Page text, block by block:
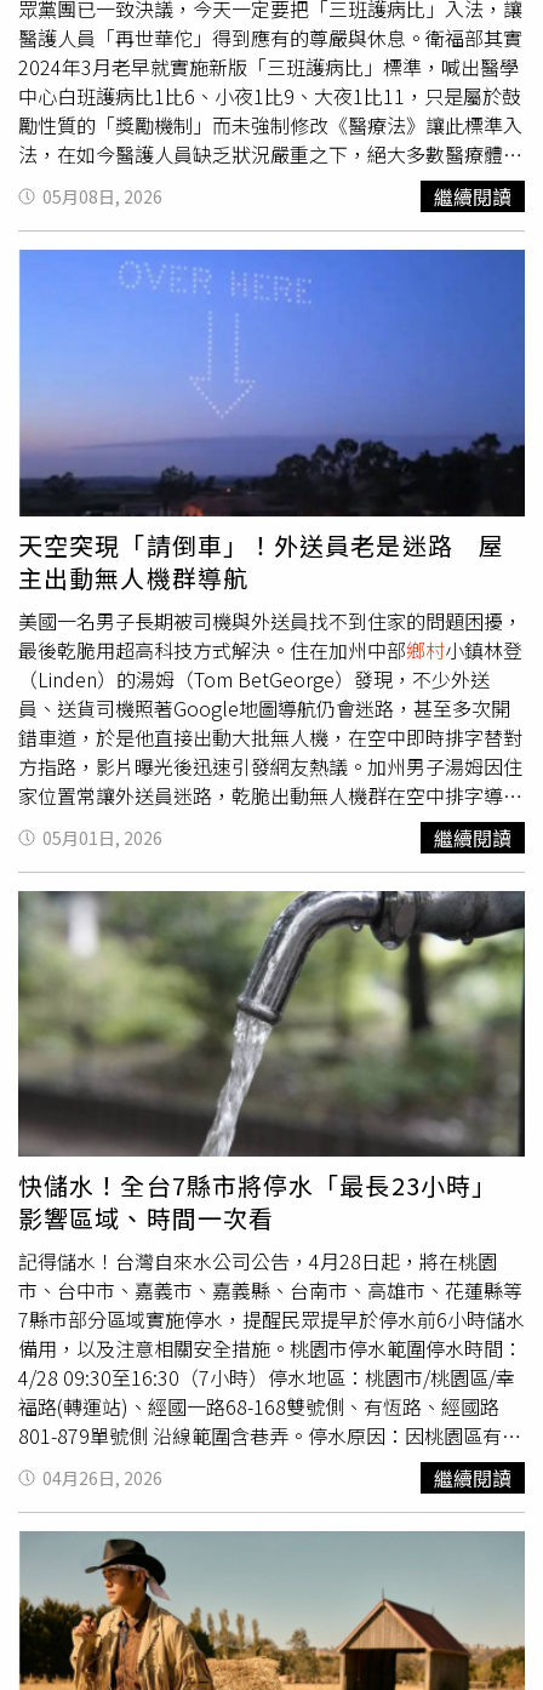
度逐漸增加時，土壤與植物中的氣味分子便會被釋放到空氣
中，人們因此能提前聞到特殊味道。科學家研究也發現，植
物在乾旱期間會分泌天然油脂，並被土壤、岩石及礦物吸收
儲存；當降雨來臨時，這些化合物會隨著濕氣釋放出來。此
外，土壤中的放線菌還會產生一種名為「土臭素」
（Geosmin）的天然物質，當雨滴撞擊地面或濕度快速升高
時，這些分子會飄散至空氣中，形成人們熟悉的泥土香與特
殊氣味。由於台灣氣候潮濕、多雨，不少民眾長期生活在這
樣的環境中，對空氣中的細微變化格外敏感，也難怪許多人
都能在大雨來臨前，率先聞到那股熟悉的「下雨味」。
對他們的孩子而言具有多麼重大的意義，而這也是她願意向
前看的重要動力之一。考量到他們已疏遠了這麼多年，這無
疑是邁進了一大步，但時間確實治癒了一切，2人都已經消
化過往的傷痛，如今也走到能夠放下曾經主導彼此關係的怨
懟與苦澀的階段，可以說，他們現在真的已經冰釋前嫌。」
眾黨團已一致決議，今天一定要把「三班護病比」入法，讓
醫護人員「再世華佗」得到應有的尊嚴與休息。衛福部其實
2024年3月老早就實施新版「三班護病比」標準，喊出醫學
中心白班護病比1比6、小夜1比9、大夜1比11，只是屬於鼓
勵性質的「獎勵機制」而未強制修改《醫療法》讓此標準入
法，在如今醫護人員缺乏狀況嚴重之下，絕大多數醫療體系
根本難以達標。而總統賴清德在2024年選戰前承諾，會在
就職2年內讓「三班護病比」入法，如今就職快要2年了，5
日更有上千人包圍衛福部抗議，要求在5月20日就職二周年
前明確宣布「三班護病比」寫入條文，在強制落實有法源之
下還能訂定罰則，就是要督促「三班護病比」落實到每個醫
護角落。國民黨立院黨團總召傅崐萁（右）強調捍衛「三班
護病比」決心不變，左為國民黨主席鄭麗文。（圖／方萬民
攝）傅崐萁觀察，台灣其實有最好的醫療品質跟醫療人才，
只不過這5、6年來不少改去日本、香港、新加坡甚至澳洲，
遠離台灣之後薪水2倍到4倍起跳，留在台灣的也轉入長照等
單位，至少有相對合理的上班時間，在在都讓第一線護理人
員缺員難解。傅崐萁感性表示，醫護「再世華佗」出走，醫
院不斷關床問題當然惡化，從COVID-19新冠疫情之後問題
愈發嚴重，一個床位難求慘況不分都市鄉村，整體健保跟醫
療體系都生病了，我們的政府卻視若無睹、沒有有效作為。
傅崐萁強調，台灣自己培養出來的優秀醫生跟護理師要盡量
留在台灣，閣揆卓榮泰喊出「用更簡單的考題讓更多人進
來」實在不像樣，只有「三班護病比」入法保障醫護人員開
始，才能釜底抽薪地守護民眾健康。
05月08日, 2026 繼續閱讀
天空突現「請倒車」！外送員老是迷路 屋
主出動無人機群導航
美國一名男子長期被司機與外送員找不到住家的問題困擾，
最後乾脆用超高科技方式解決。住在加州中部鄉村小鎮林登
（Linden）的湯姆（Tom BetGeorge）發現，不少外送
員、送貨司機照著Google地圖導航仍會迷路，甚至多次開
錯車道，於是他直接出動大批無人機，在空中即時排字替對
方指路，影片曝光後迅速引發網友熱議。加州男子湯姆因住
家位置常讓外送員迷路，乾脆出動無人機群在空中排字導航
提醒司機。（圖／翻攝自Tom BetGeorge臉書）從影片可
見，當一輛送貨車準備駛入錯誤車道時，天空中的無人機群
立刻亮起，排出「走錯了，請倒車」的字樣，宛如大型空中
路標。等到車輛開始修正方向後，無人機又即時變換隊形，
改成「這就對了，繼續前進」，最後還出現一支發光箭頭，
直接指向正確住家位置。湯姆表示，他的住家位置讓很多司
機與外送員相當頭痛，多數人依靠Google地圖前來，卻還
是會繞錯路。他甚至曾在街上設置路標，指向自家車道，但
效果仍然有限，最後才靈機一動，決定用無人機群從空中引
導。加州男子湯姆因住家位置常讓外送員迷路，乾脆出動無
人機群在空中排字導航提醒司機。（圖／翻攝自Tom
BetGeorge臉書）這段影片曝光後，讓不少網友看傻眼，直
呼這根本是「外送界最高規格導航」、「Google地圖輸
了」、「有錢人的路標太浮誇」。也有人開玩笑說，外送員
只是想送個包裹，沒想到遇到堪比大型演唱會等級的空中燈
光秀。不過，也有網友揶揄，這種不惜重資的指路方式根本
是在炫富，質疑與其花錢買無人機，不如改善道路或門牌標
示。對此，有人也指出，湯姆並不是一般屋主，他本身就是
無人機燈光秀公司「Magical Light Shows」的老闆，自稱是
「用光作畫的人」，大型空中展演正是他的本業。也因為湯
姆的專業背景，這場「空中導航」不只是單純指路，更像是
一場迷你版無人機燈光秀。原本惱人的外送迷路問題，被他
轉化成創意展示，也讓影片在社群平台上快速瘋傳。
05月01日, 2026 繼續閱讀
快儲水！全台7縣市將停水「最長23小時」
影響區域、時間一次看
記得儲水！台灣自來水公司公告，4月28日起，將在桃園
市、台中市、嘉義市、嘉義縣、台南市、高雄市、花蓮縣等
7縣市部分區域實施停水，提醒民眾提早於停水前6小時儲水
備用，以及注意相關安全措施。桃園市停水範圍停水時間：
4/28 09:30至16:30（7小時）停水地區：桃園市/桃園區/幸
福路(轉運站)、經國一路68-168雙號側、有恆路、經國路
801-879單號側 沿線範圍含巷弄。停水原因：因桃園區有恆
路120號對面,新裝工程-斷管連絡。台中市停水範圍停水時
間：4/28 08:00至17:00（9小時）停水地區：台中市/沙鹿
區/正德路。停水原因：正德路段辦理汰換管線工程。嘉義
市停水範圍停水時間：4/28 10:00至16:00（6小時）停水地
區：嘉義市西區嘉義市西區竹村里竹子腳1-3號至竹子腳98
號及北港路1456號至1514號。停水原因：因辦理新裝工程
(建案名稱:梠藝建設有限公司,裝置地址:嘉義市西區竹村段５
３９－３地號等１１戶)需停水聯結施工。 (一)本公司於實
04月26日, 2026 繼續閱讀